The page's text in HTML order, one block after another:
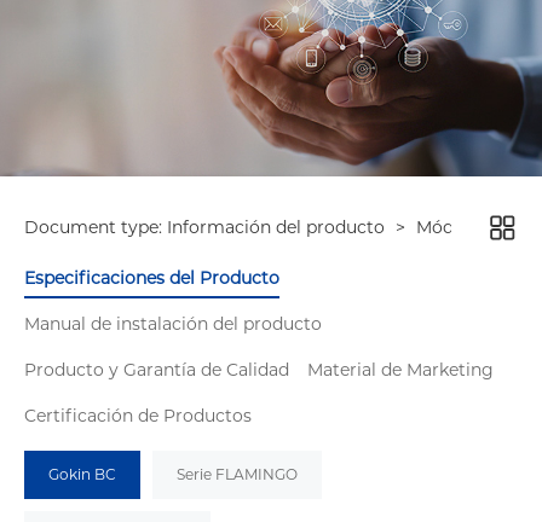
Document type: Información del producto > Módulos de
Especificaciones del Producto
Manual de instalación del producto
Producto y Garantía de Calidad Material de Marketing
Certificación de Productos
Gokin BC Serie FLAMINGO